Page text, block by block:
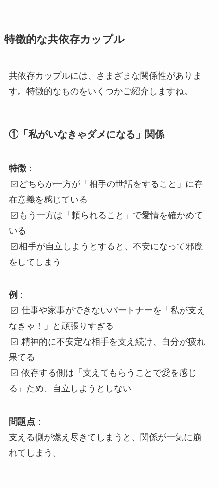
特徴的な共依存カップル
共依存カップルには、さまざまな関係性がありま
す。特徴的なものをいくつかご紹介しますね。
①「私がいなきゃダメになる」関係
特徴：
どちらか一方が「相手の世話をすること」に存
在意義を感じている
もう一方は「頼られること」で愛情を確かめて
いる
相手が自立しようとすると、不安になって邪魔
をしてしまう
例 ：
仕事や家事ができないパートナーを「私が支え
なきゃ！」と頑張りすぎる
精神的に不安定な相手を支え続け、自分が疲れ
果てる
依存する側は「支えてもらうことで愛を感じ
る」ため、自立しようとしない
問題点 ：
支える側が燃え尽きてしまうと、関係が一気に崩
れてしまう。